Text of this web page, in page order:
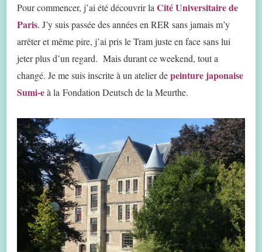
Pour commencer, j’ai été découvrir laCité Universitaire de
Paris. J’y suis passée des années en RER sans jamais m’y
arrêter et même pire, j’ai pris le Tram juste en face sans lui
jeter plus d’un regard. Mais durant ce weekend, tout a
changé. Je me suis inscrite à un atelier depeinture japonaise
Sumi-eà la Fondation Deutsch de la Meurthe.